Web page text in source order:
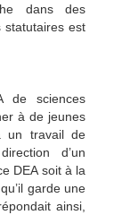
dans des
statutaires est
de sciences
à de jeunes
un travail de
d’un
DEA soit à la
garde une
ainsi,